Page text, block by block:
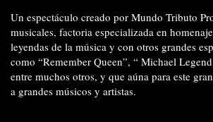
Un espectáculo creado por Mundo Tributo
musicales, factoria especializada en
leyendas de la música y con otros grandes
como “Remember Queen”, “ Michael
entre muchos otros, y que aúna para este
a grandes músicos y artistas.